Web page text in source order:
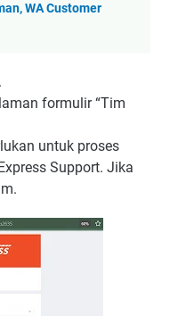
WA Customer
formulir “Tim
untuk proses
Support. Jika